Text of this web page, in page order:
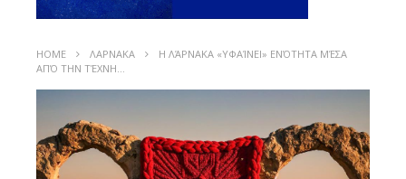
HOME ΛΑΡΝΑΚΑ
Η ΛΆΡΝΑΚΑ «ΥΦΑΊΝΕΙ» ΕΝΌΤΗΤΑ ΜΈΣΑ
ΑΠΌ ΤΗΝ ΤΈΧΝΗ…